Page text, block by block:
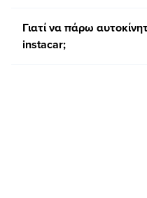
Γιατί να πάρω
instacar;